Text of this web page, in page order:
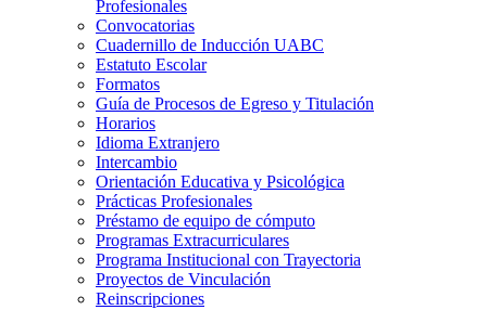
Profesionales
Convocatorias
Cuadernillo de Inducción UABC
Estatuto Escolar
Formatos
Guía de Procesos de Egreso y Titulación
Horarios
Idioma Extranjero
Intercambio
Orientación Educativa y Psicológica
Prácticas Profesionales
Préstamo de equipo de cómputo
Programas Extracurriculares
Programa Institucional con Trayectoria
Proyectos de Vinculación
Reinscripciones